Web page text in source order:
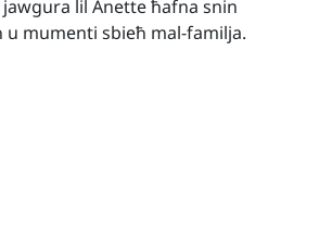
lil Anette ħafna snin
u mumenti sbieħ mal-familja.